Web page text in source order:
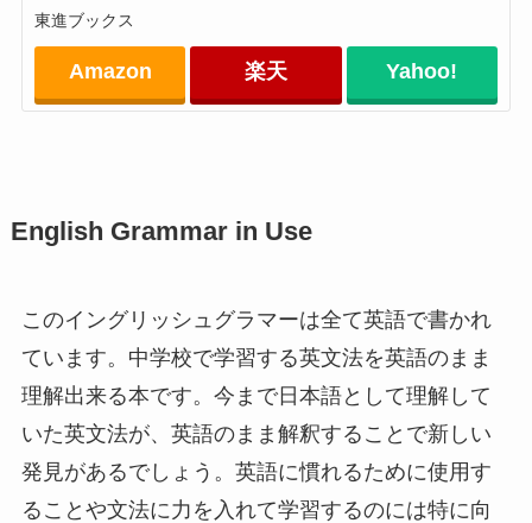
東進ブックス
Amazon 楽天 Yahoo!
English Grammar in Use
このイングリッシュグラマーは全て英語で書かれ
ています。中学校で学習する英文法を英語のまま
理解出来る本です。今まで日本語として理解して
いた英文法が、英語のまま解釈することで新しい
発見があるでしょう。英語に慣れるために使用す
ることや文法に力を入れて学習するのには特に向